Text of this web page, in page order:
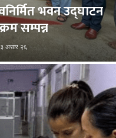
भवन उद्घाटन
सम्पन्न
असार २६